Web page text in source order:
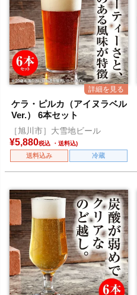
ケラ・ピルカ（アイヌラベル
Ver.） 6本セット
［旭川市］大雪地ビール
¥5,880税込
送料込み 冷蔵